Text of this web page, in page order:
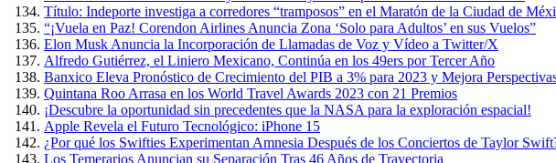
Título: Indeporte investiga a corredores “tramposos” en el Maratón de la Ciudad de
“¡Vuela en Paz! Corendon Airlines Anuncia Zona ‘Solo para Adultos’ en sus Vuelos”
Elon Musk Anuncia la Incorporación de Llamadas de Voz y Vídeo a Twitter/X
Alfredo Gutiérrez, el Liniero Mexicano, Continúa en los 49ers por Tercer Año
Banxico Eleva Pronóstico de Crecimiento del PIB a 3% para 2023 y Mejora
Quintana Roo Arrasa en los World Travel Awards 2023 con 21 Premios
¡Descubre la oportunidad sin precedentes que la NASA para la exploración espacial!
Apple Revela el Futuro Tecnológico: iPhone 15
¿Por qué los Swifties Experimentan Amnesia Después de los Conciertos de Taylor
Los Temerarios Anuncian su Separación Tras 46 Años de Trayectoria